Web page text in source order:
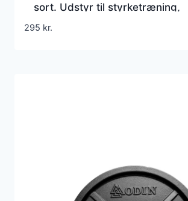
sort. Udstyr til styrketræning,
vægtløftning og crossfit træning
295 kr.